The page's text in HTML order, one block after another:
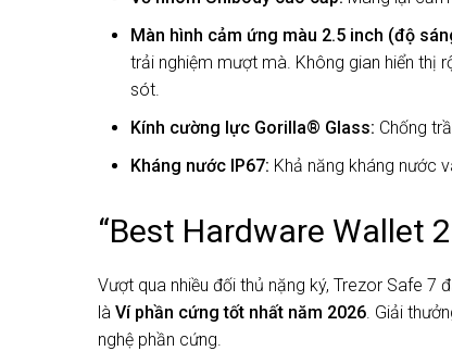
Màn hình cảm ứng màu 2.5 inch (độ
trải nghiệm mượt mà. Không gian hiển thị
sót.
Kính cường lực Gorilla® Glass: Chống
Kháng nước IP67: Khả năng kháng nước
“Best Hardware Wallet
Vượt qua nhiều đối thủ nặng ký, Trezor Safe 7
là Ví phần cứng tốt nhất năm 2026. Giải
nghệ phần cứng.